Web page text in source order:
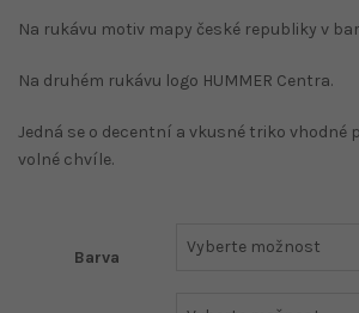
Na rukávu motiv mapy české republiky v
Na druhém rukávu logo HUMMER Centra.
Jedná se o decentní a vkusné triko vhodné
volné chvíle.
Barva